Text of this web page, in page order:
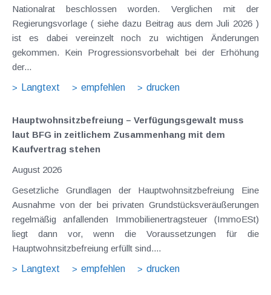
Nationalrat beschlossen worden. Verglichen mit der
Regierungsvorlage ( siehe dazu Beitrag aus dem Juli 2026 )
ist es dabei vereinzelt noch zu wichtigen Änderungen
gekommen. Kein Progressionsvorbehalt bei der Erhöhung
der...
Langtext
empfehlen drucken
Hauptwohnsitz​­befreiung – Verfügungsgewalt muss
laut BFG in zeitlichem Zusammenhang mit dem
Kaufvertrag stehen
August 2026
Gesetzliche Grundlagen der Hauptwohnsitzbefreiung Eine
Ausnahme von der bei privaten Grundstücksveräußerungen
regelmäßig anfallenden Immobilienertragsteuer (ImmoESt)
liegt dann vor, wenn die Voraussetzungen für die
Hauptwohnsitzbefreiung erfüllt sind....
Langtext
empfehlen drucken